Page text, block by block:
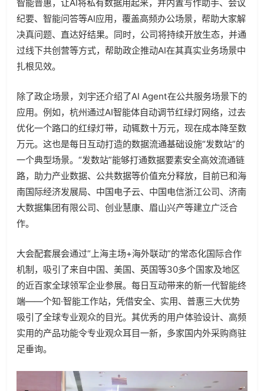
智能普惠，让AI将私有数据用起来，并内置写作助手、会议
纪要、智能问答等AI应用，覆盖高频办公场景，帮助大家解
决真问题、直达好结果。同时，公司将持续开放生态，并通
过线下共创营等方式，帮助政企推动AI在其真实业务场景中
扎根见效。
除了政企场景，刘宇还介绍了AI Agent在公共服务场景下的
应用。例如，杭州通过AI智能体自动调节红绿灯网络，过去
优化一个路口的红绿灯带，动辄数十万元，现在成本降至数
万元。这也是每日互动打造的数据流通基础设施“发数站”的
一个典型场景。“发数站”能够打通数据要素安全高效流通链
路，助力产业数据、公共数据等价值充分释放，目前已和海
南国际经济发展局、中国电子云、中国电信浙江公司、济南
大数据集团有限公司、创业慧康、眉山兴产等建立广泛合
作。
大会配套展会通过“上海主场+海外联动”的常态化国际合作
机制，吸引了来自中国、美国、英国等30多个国家及地区
的近百家全球领军企业参展。每日互动带来的新一代智能终
端——个知·智能工作站，凭借安全、实用、普惠三大优势
吸引了全球专业观众的目光。其优秀的用户体验设计、高频
实用的产品功能令专业观众耳目一新，多家国内外采购商驻
足垂询。